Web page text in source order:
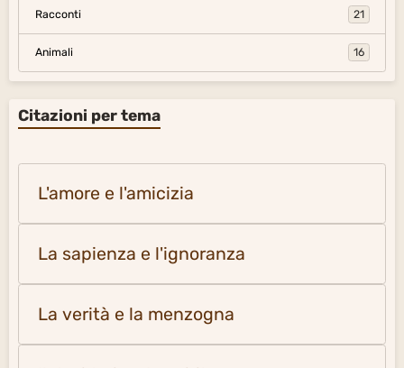
Racconti 21
Animali 16
Citazioni per tema
L'amore e l'amicizia
La sapienza e l'ignoranza
La verità e la menzogna